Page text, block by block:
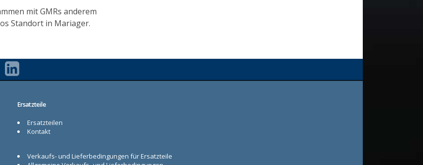
mit GMRs anderem
Standort in Mariager.
Ersatzteile
Ersatzteilen
Kontakt
Verkaufs- und Lieferbedingungen für Ersatzteile